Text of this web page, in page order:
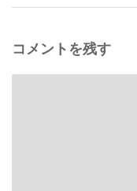
コメントを残す